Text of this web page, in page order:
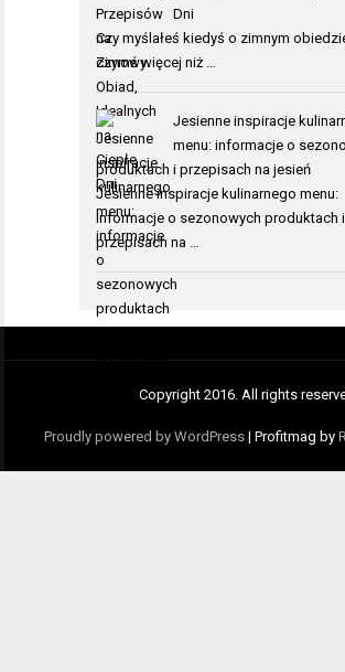
Dni
Czy myślałeś kiedyś o zimnym
czymś więcej niż …
Jesienne inspiracje
menu: informacje o
produktach i przepisach na jesień
Jesienne inspiracje kulinarnego menu:
informacje o sezonowych produktach i
przepisach na …
Copyright 2016. All rights
Proudly powered by WordPress | Profitmag by